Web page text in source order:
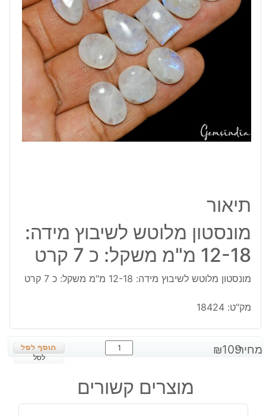
משקל:
כ
7
קרט
תיאור
מונסטון מלוטש לשיבוץ מידה:
12-18 מ"מ משקל: כ 7 קרט
מונסטון מלוטש לשיבוץ מידה: 12-18 מ"מ משקל: כ 7 קרט
מק"ט: 18424
מחיר: ₪109
כמות
של
מלוטש
לשיבוץ
לסל
מוצרים קשורים